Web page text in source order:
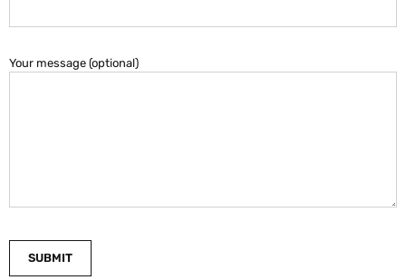
Your message (optional)